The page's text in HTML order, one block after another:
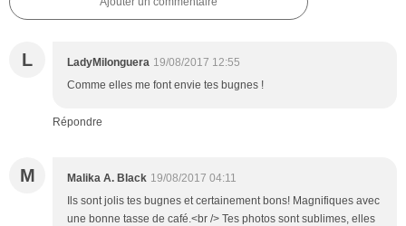
L LadyMilonguera 19/08/2017 12:55
Comme elles me font envie tes bugnes !
Répondre
M Malika A. Black 19/08/2017 04:11
Ils sont jolis tes bugnes et certainement bons! Magnifiques avec
une bonne tasse de café.<br /> Tes photos sont sublimes, elles